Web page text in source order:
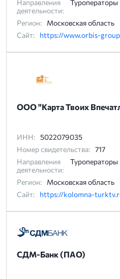
Направления
деятельности:
Туроператоры
Регион:
Московская область
Сайт:
https://www.orbis-
ООО "Карта Твоих
ИНН: 5022079035
Номер свидетельства: 717
Направления
деятельности:
Туроператоры
Регион:
Московская область
Сайт:
https://kolomna-
СДМ-Банк (ПАО)